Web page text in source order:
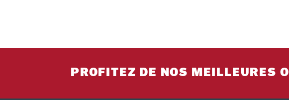
PROFITEZ DE NOS MEILLEURES